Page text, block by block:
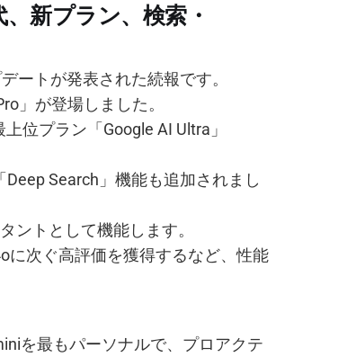
新プラン、検索・
ートが発表された続報です。
」が登場しました。
位プラン「Google AI Ultra」
Search」機能も追加されまし
ントとして機能します。
に次ぐ高評価を獲得するなど、性能
を最もパーソナルで、プロアクテ